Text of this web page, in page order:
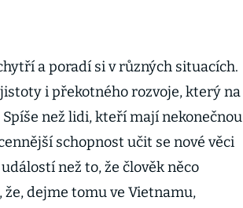
a poradí si v různých situacích.
i překotného rozvoje, který na
než lidi, kteří mají nekonečnou
schopnost učit se nové věci
než to, že člověk něco
dejme tomu ve Vietnamu,